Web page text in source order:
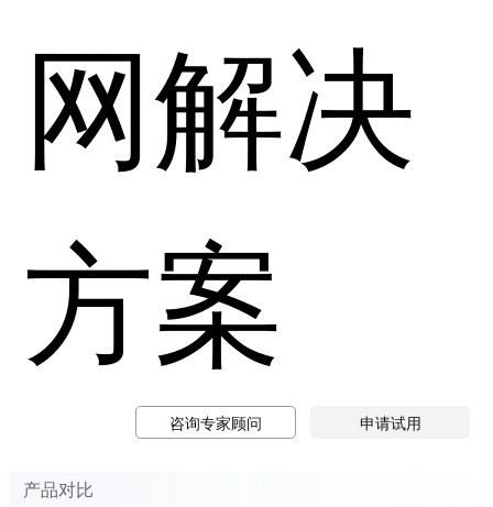
网解决
方案
咨询专家顾问 申请试用
产品对比